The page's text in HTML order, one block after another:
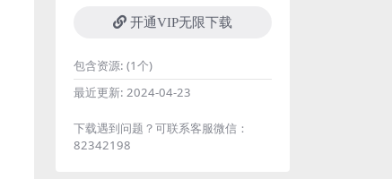
开通VIP无限下载
包含资源: (1个)
最近更新: 2024-04-23
下载遇到问题？可联系客服微信：
82342198